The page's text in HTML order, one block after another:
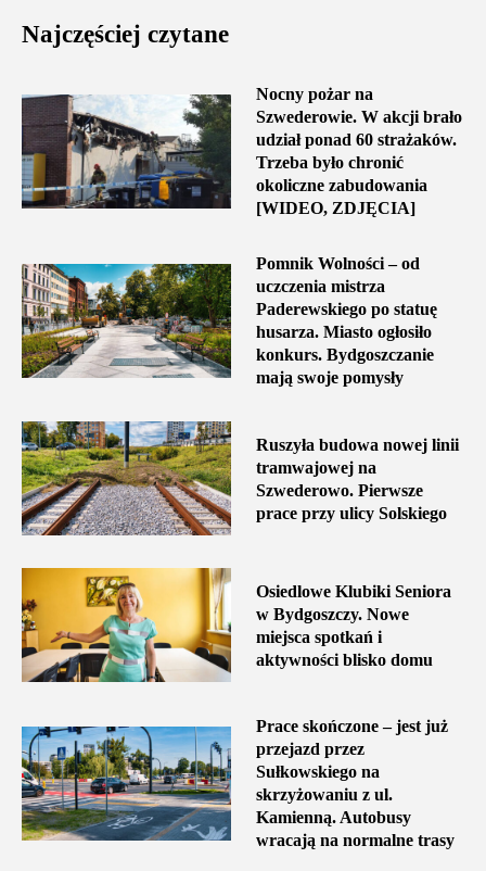
Najczęściej czytane
Nocny pożar na
Szwederowie. W akcji brało
udział ponad 60 strażaków.
Trzeba było chronić
okoliczne zabudowania
[WIDEO, ZDJĘCIA]
Pomnik Wolności – od
uczczenia mistrza
Paderewskiego po statuę
husarza. Miasto ogłosiło
konkurs. Bydgoszczanie
mają swoje pomysły
Ruszyła budowa nowej linii
tramwajowej na
Szwederowo. Pierwsze
prace przy ulicy Solskiego
Osiedlowe Klubiki Seniora
w Bydgoszczy. Nowe
miejsca spotkań i
aktywności blisko domu
Prace skończone – jest już
przejazd przez
Sułkowskiego na
skrzyżowaniu z ul.
Kamienną. Autobusy
wracają na normalne trasy